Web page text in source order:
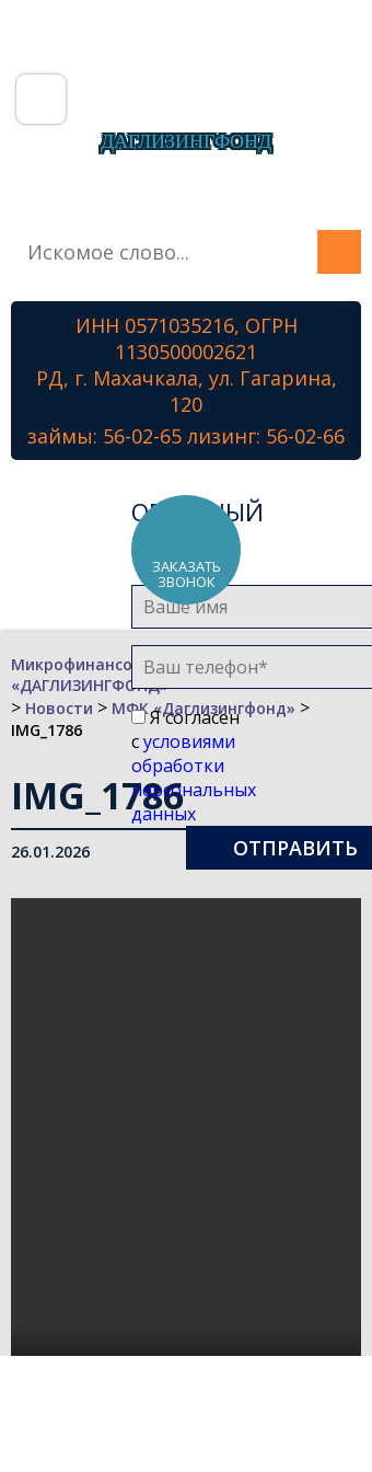
ДАГЛИЗИНГФОНД
О фонде
Лизинг
Наши проекты
Знамя Победы
ИНН 0571035216, ОГРН
1130500002621
РД, г. Махачкала, ул. Гагарина,
120
займы: 56-02-65 лизинг: 56-02-66
ЗАКАЗАТЬ
ЗВОНОК
ОБРАТНЫЙ
ЗВОНОК
Я согласен
сусловиями
обработки
персональных
данных
Микрофинансовая компания
«ДАГЛИЗИНГФОНД»
> Новости > МФК «Даглизингфонд» >
IMG_1786
IMG_1786
26.01.2026